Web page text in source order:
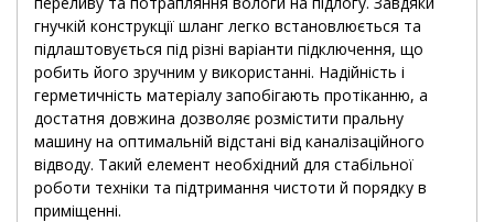
гнучкій конструкції шланг легко встановлюється та
підлаштовується під різні варіанти підключення, що
робить його зручним у використанні. Надійність і
герметичність матеріалу запобігають протіканню, а
достатня довжина дозволяє розмістити пральну
машину на оптимальній відстані від каналізаційного
відводу. Такий елемент необхідний для стабільної
роботи техніки та підтримання чистоти й порядку в
приміщенні.